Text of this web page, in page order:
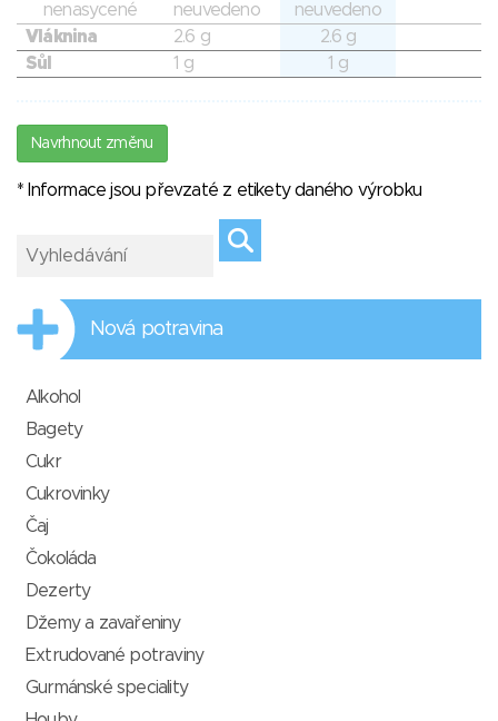
nenasycené
neuvedeno
neuvedeno
Vláknina
2.6 g
2.6 g
Sůl
1 g 1 g
Navrhnout změnu
* Informace jsou převzaté z etikety daného výrobku
Nová potravina
Alkohol
Bagety
Cukr
Cukrovinky
Čaj
Čokoláda
Dezerty
Džemy a zavařeniny
Extrudované potraviny
Gurmánské speciality